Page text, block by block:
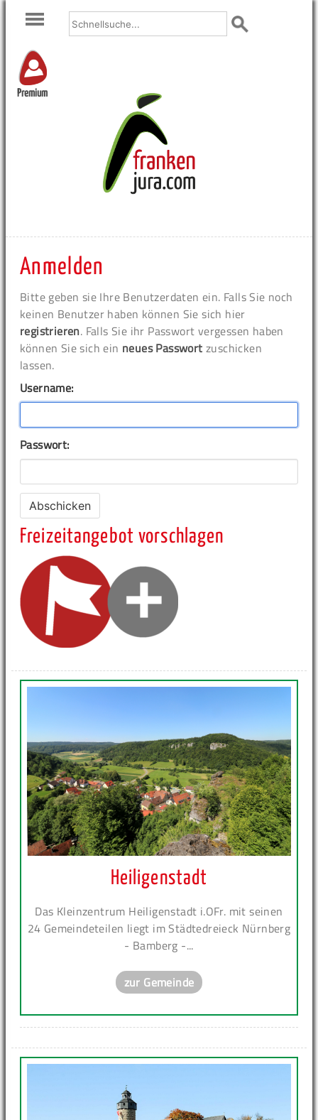
Premium
Anmelden
Bitte geben sie Ihre Benutzerdaten ein. Falls Sie noch
keinen Benutzer haben können Sie sich hier
registrieren. Falls Sie ihr Passwort vergessen haben
können Sie sich ein neues Passwort zuschicken
lassen.
Username:
Passwort:
Freizeitangebot vorschlagen
Heiligenstadt
Das Kleinzentrum Heiligenstadt i.OFr. mit seinen
24 Gemeindeteilen liegt im Städtedreieck Nürnberg
- Bamberg -...
zur Gemeinde